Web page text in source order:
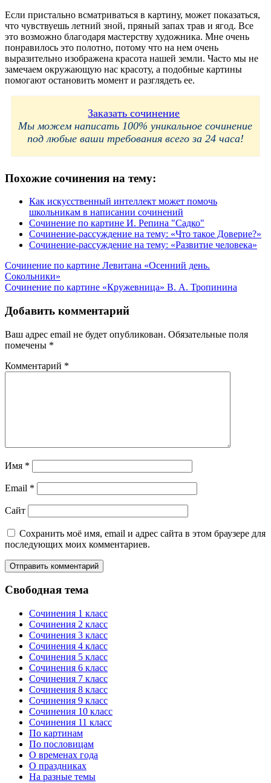
Если пристально всматриваться в картину, может показаться,
что чувствуешь летний зной, пряный запах трав и ягод. Все
это возможно благодаря мастерству художника. Мне очень
понравилось это полотно, потому что на нем очень
выразительно изображена красота нашей земли. Часто мы не
замечаем окружающую нас красоту, а подобные картины
помогают остановить момент и разглядеть ее.
Заказать сочинение
Мы можем написать 100% уникальное сочинение
под любые ваши требования всего за 24 часа!
Похожие сочинения на тему:
Как искусственный интеллект может помочь
школьникам в написании сочинений
Сочинение по картине И. Репина "Садко"
Сочинение-рассуждение на тему: «Что такое Доверие?»
Сочинение-рассуждение на тему: «Развитие человека»
Навигация
по
Cочинение по картине Левитана «Осенний день.
Сокольники»
Сочинение по картине «Кружевница» В. А. Тропинина
Добавить комментарий
Ваш адрес email не будет опубликован. Обязательные поля
помечены *
Комментарий *
Имя *
Email *
Сайт
Сохранить моё имя, email и адрес сайта в этом браузере для
последующих моих комментариев.
Свободная тема
Сочинения 1 класс
Сочинения 2 класс
Сочинения 3 класс
Сочинения 4 класс
Сочинения 5 класс
Сочинения 6 класс
Сочинения 7 класс
Сочинения 8 класс
Сочинения 9 класс
Сочинения 10 класс
Сочинения 11 класс
По картинам
По пословицам
О временах года
О праздниках
На разные темы